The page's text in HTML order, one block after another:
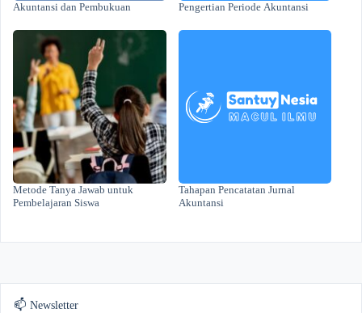
Akuntansi dan Pembukuan Pengertian Periode Akuntansi
Metode Tanya Jawab untuk
Pembelajaran Siswa
Tahapan Pencatatan Jurnal
Akuntansi
📫 Newsletter